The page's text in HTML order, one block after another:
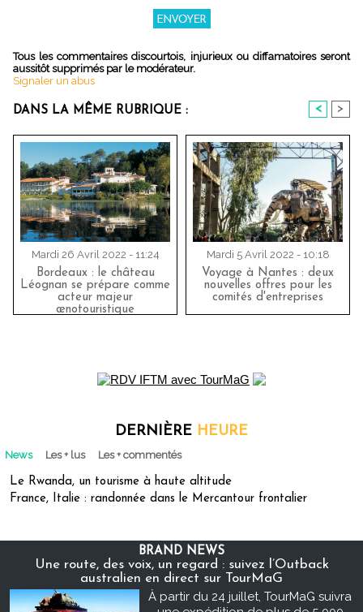
Tous les commentaires discourtois, injurieux ou diffamatoires seront
aussitôt supprimés par le modérateur.
Signaler un abus
DANS LA MÊME RUBRIQUE : < >
Mardi 26 Avril 2022 - 11:24
Bordeaux : le château
Léognan se prépare comme
acteur majeur
œnotouristique
Mardi 5 Avril 2022 - 10:18
Voyage à Nantes : deux
nouvelles offres pour les
comités d'entreprises
DERNIÈRE HEURE
News Les + lus Les + commentés
Le Rwanda, un tourisme à haute altitude
France, Italie : randonnée dans le Mercantour frontalier
BRAND NEWS
Une route, des voix, un regard : suivez l’Outback
australien en direct sur TourMaG
À partir du 24 juillet, TourMaG suivra